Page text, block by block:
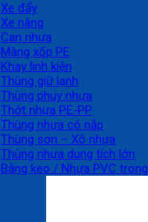
Xe đẩy
Xe nâng
Can nhựa
Màng xốp PE
Khay linh kiện
Thùng giữ lạnh
Thùng phuy nhựa
Thớt nhựa PE-PP
Thùng nhựa có nắp
Thùng sơn – Xô nhựa
Thùng nhựa dung tích lớn
Băng keo / Nhựa PVC trong